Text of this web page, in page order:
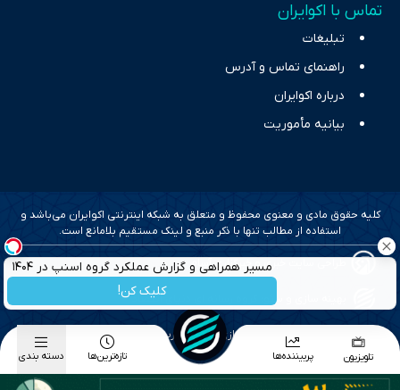
مسیر همراهی و گزارش عملکرد گروه اسنپ در ۱۴۰۴
کلیک کن!
تماس با اکوایران
تبلیغات
راهنمای تماس و آدرس
درباره اکوایران
بیانیه مأموریت
کلیه حقوق مادی و معنوی محفوظ و متعلق به شبکه اینترنتی اکوایران می‌باشد و
استفاده از مطالب تنها با ذکر منبع و لینک مستقیم بلامانع است.
طراحی سایت خبری و خبرگزاری آسام
بهینه سازی و سئو؛ گروه رسانه ای دنیای اقتصاد
طراحی گرافیک و پیاده سازی؛ برآیند تجربه
تلویزیون پربیننده‌ها تازه‌ترین‌ها دسته بندی